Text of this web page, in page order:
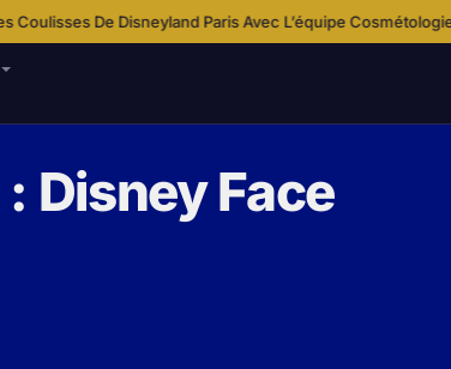
Paris Avec L’équipe Cosmétologie·Disney+ Enrichit
Disney Face